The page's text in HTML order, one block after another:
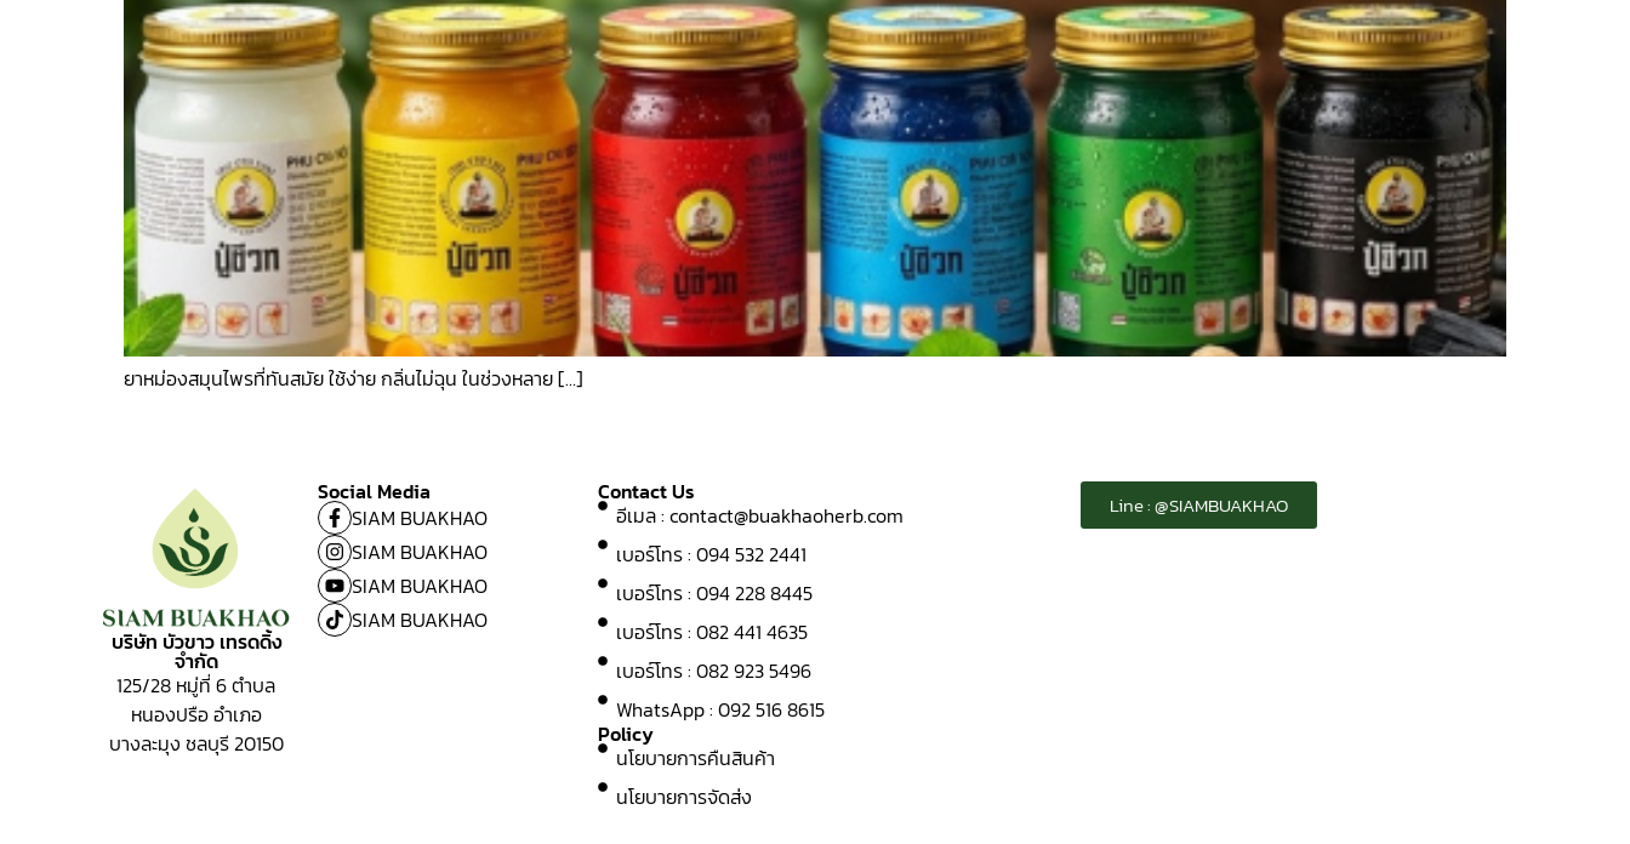
ยาหม่องสมุนไพรที่ทันสมัย ใช้ง่าย กลิ่นไม่ฉุน ในช่วงหลาย […]
บริษัท บัวขาว เทรดดิ้ง
จำกัด
125/28 หมู่ที่ 6ตำบล
หนองปรือ อำเภอ
บางละมุง ชลบุรี 20150
Social Media
SIAM BUAKHAO
SIAM BUAKHAO
SIAM BUAKHAO
SIAM BUAKHAO
Contact Us
อีเมล : contact@buakhaoherb.com
เบอร์โทร : 094 532 2441
เบอร์โทร : 094 228 8445
เบอร์โทร : 082 441 4635
เบอร์โทร : 082 923 5496
WhatsApp : 092 516 8615
Policy
นโยบายการคืนสินค้า
นโยบายการจัดส่ง
Line : @SIAMBUAKHAO